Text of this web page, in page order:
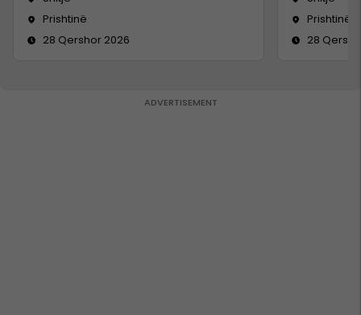
Prishtinë
28 Qershor 2026
Prishtinë
28